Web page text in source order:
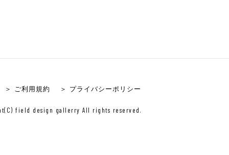
＞ ご利用規約 ＞ プライバシーポリシー
field design gallerry All rights reserved.